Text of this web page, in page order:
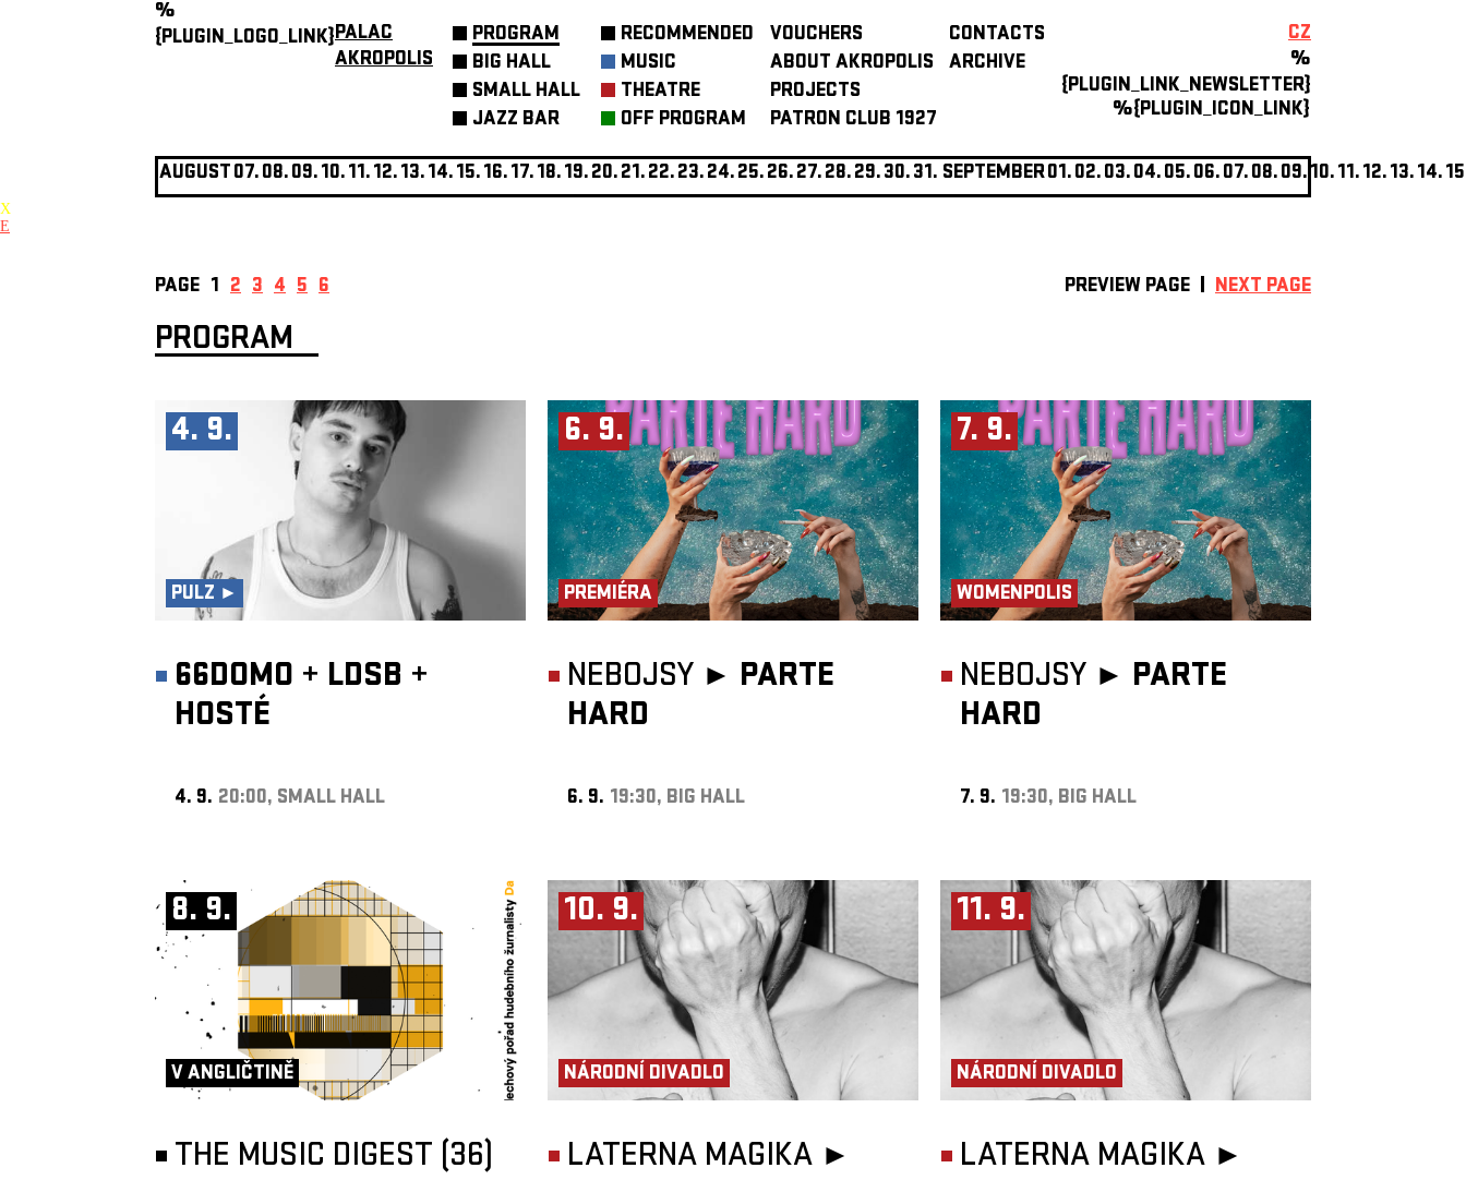
%
{PLUGIN_LOGO_LINK}PALAC
AKROPOLIS
PROGRAM
BIG HALL
SMALL HALL
JAZZ BAR
RECOMMENDED
MUSIC
THEATRE
OFF PROGRAM
VOUCHERS
ABOUT AKROPOLIS
PROJECTS
PATRON CLUB 1927
CONTACTS
ARCHIVE
CZ
%
{PLUGIN_LINK_NEWSLETTER}
%{PLUGIN_ICON_LINK}
AUGUST07.08.09.10.11.12.13.14.15.16.17.18.19.20.21.22.23.24.25.26.27.28.29.30.31. SEPTEMBER01.02.03.04.05.06.07.08.09.10.11.12.13.14.
X
E
PAGE 1 2 3 4 5 6 PREVIEW PAGE NEXT PAGE
PROGRAM
4. 9.
PULZ ►
66DOMO + LDSB +
HOSTÉ
4. 9. 20:00, SMALL HALL
6. 9.
PREMIÉRA
NEBOJSY ► PARTE
HARD
6. 9. 19:30, BIG HALL
7. 9.
WOMENPOLIS
NEBOJSY ► PARTE
HARD
7. 9. 19:30, BIG HALL
8. 9.
V ANGLIČTINĚ
THE MUSIC DIGEST (36)
10. 9.
NÁRODNÍ DIVADLO
LATERNA MAGIKA ►
11. 9.
NÁRODNÍ DIVADLO
LATERNA MAGIKA ►